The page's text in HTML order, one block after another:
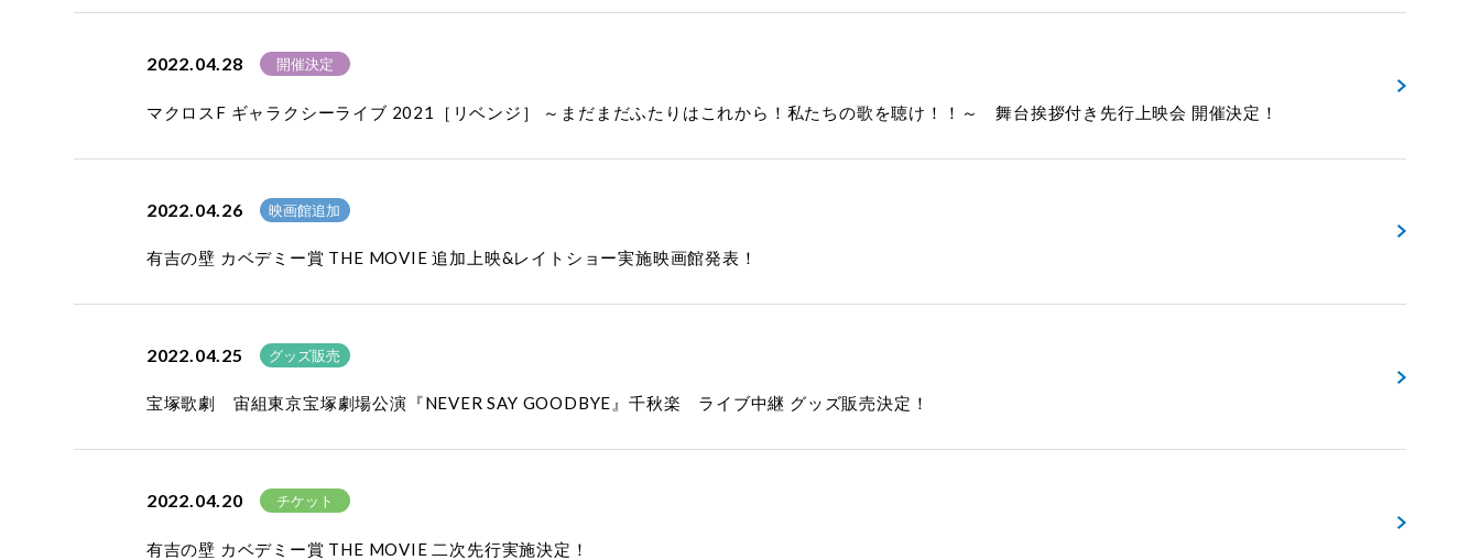
2022.04.28 開催決定
マクロスF ギャラクシーライブ 2021［リベンジ］ ～まだまだふたりはこれから！私たちの歌を聴け！！～ 舞台挨拶付き先行上映会 開催決定！
2022.04.26 映画館追加
有吉の壁 カベデミー賞 THE MOVIE 追加上映&レイトショー実施映画館発表！
2022.04.25 グッズ販売
宝塚歌劇 宙組東京宝塚劇場公演『NEVER SAY GOODBYE』千秋楽 ライブ中継 グッズ販売決定！
2022.04.20 チケット
有吉の壁 カベデミー賞 THE MOVIE 二次先行実施決定！